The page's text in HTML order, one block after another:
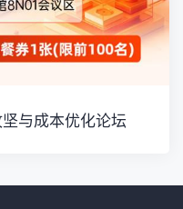
与成本优化论坛